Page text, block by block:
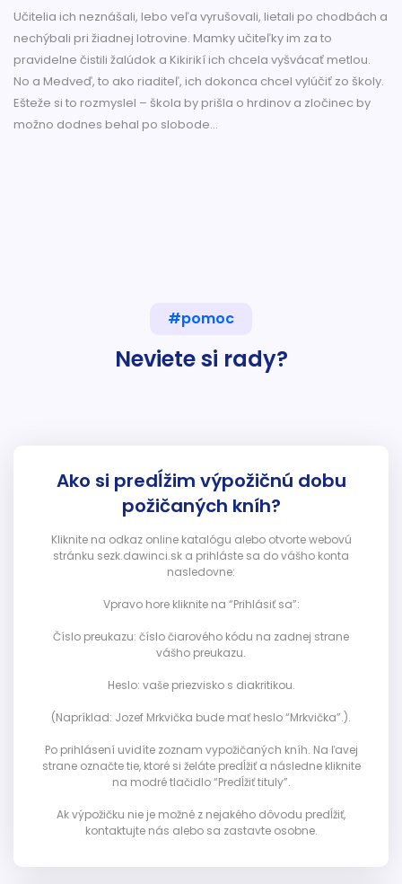
Učitelia ich neznášali, lebo veľa vyrušovali, lietali po chodbách a
nechýbali pri žiadnej lotrovine. Mamky učiteľky im za to
pravidelne čistili žalúdok a Kikirikí ich chcela vyšvácať metlou.
No a Medveď, to ako riaditeľ, ich dokonca chcel vylúčiť zo školy.
Ešteže si to rozmyslel – škola by prišla o hrdinov a zločinec by
možno dodnes behal po slobode...
#pomoc
Neviete si rady?
Ako si predĺžim výpožičnú dobu
požičaných kníh?
Kliknite na odkaz online katalógu alebo otvorte webovú
stránku sezk.dawinci.sk a prihláste sa do vášho konta
nasledovne:
Vpravo hore kliknite na “Prihlásiť sa”:
Číslo preukazu: číslo čiarového kódu na zadnej strane
vášho preukazu.
Heslo: vaše priezvisko s diakritikou.
(Napríklad: Jozef Mrkvička bude mať heslo “Mrkvička”.).
Po prihlásení uvidíte zoznam vypožičaných kníh. Na ľavej
strane označte tie, ktoré si želáte predĺžiť a následne kliknite
na modré tlačidlo “Predĺžiť tituly”.
Ak výpožičku nie je možné z nejakého dôvodu predĺžiť,
kontaktujte nás alebo sa zastavte osobne.